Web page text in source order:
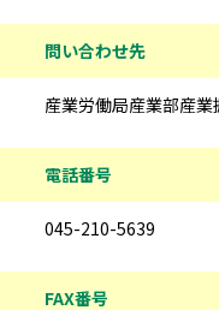
問い合わせ先
産業労働局産業部産
電話番号
045-210-5639
FAX番号